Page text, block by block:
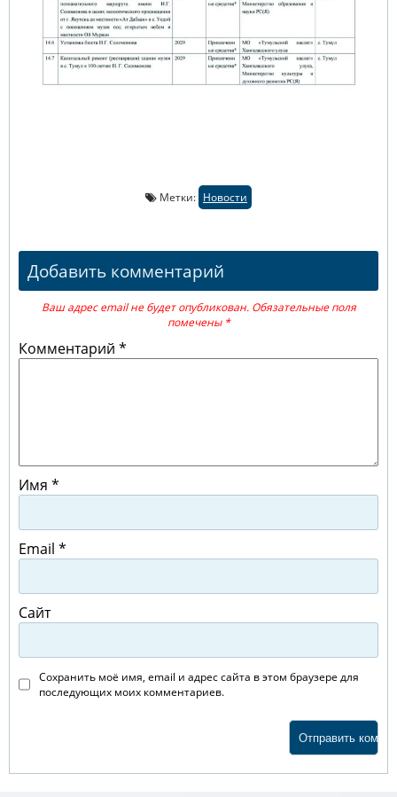
Метки: Новости
Добавить комментарий
Ваш адрес email не будет опубликован. Обязательные поля
помечены *
Комментарий *
Имя *
Email *
Сайт
Сохранить моё имя, email и адрес сайта в этом браузере для
последующих моих комментариев.